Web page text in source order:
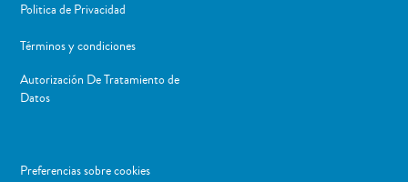
Politica de Privacidad
Términos y condiciones
Autorización De Tratamiento de
Datos
Preferencias sobre cookies